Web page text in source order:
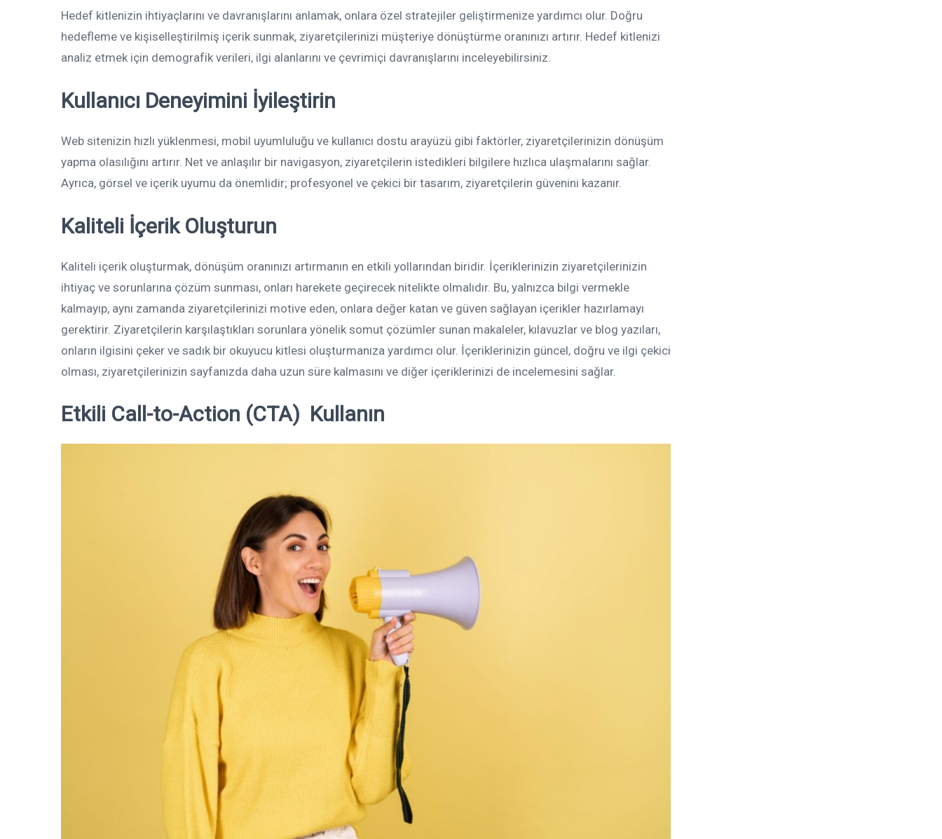
Hedef kitlenizin ihtiyaçlarını ve davranışlarını anlamak, onlara özel stratejiler geliştirmenize yardımcı olur. Doğru
hedefleme ve kişiselleştirilmiş içerik sunmak, ziyaretçilerinizi müşteriye dönüştürme oranınızı artırır. Hedef kitlenizi
analiz etmek için demografik verileri, ilgi alanlarını ve çevrimiçi davranışlarını inceleyebilirsiniz.
Kullanıcı Deneyimini İyileştirin
Web sitenizin hızlı yüklenmesi, mobil uyumluluğu ve kullanıcı dostu arayüzü gibi faktörler, ziyaretçilerinizin dönüşüm
yapma olasılığını artırır. Net ve anlaşılır bir navigasyon, ziyaretçilerin istedikleri bilgilere hızlıca ulaşmalarını sağlar.
Ayrıca, görsel ve içerik uyumu da önemlidir; profesyonel ve çekici bir tasarım, ziyaretçilerin güvenini kazanır.
Kaliteli İçerik Oluşturun
Kaliteli içerik oluşturmak, dönüşüm oranınızı artırmanın en etkili yollarından biridir. İçeriklerinizin ziyaretçilerinizin
ihtiyaç ve sorunlarına çözüm sunması, onları harekete geçirecek nitelikte olmalıdır. Bu, yalnızca bilgi vermekle
kalmayıp, aynı zamanda ziyaretçilerinizi motive eden, onlara değer katan ve güven sağlayan içerikler hazırlamayı
gerektirir. Ziyaretçilerin karşılaştıkları sorunlara yönelik somut çözümler sunan makaleler, kılavuzlar ve blog yazıları,
onların ilgisini çeker ve sadık bir okuyucu kitlesi oluşturmanıza yardımcı olur. İçeriklerinizin güncel, doğru ve ilgi çekici
olması, ziyaretçilerinizin sayfanızda daha uzun süre kalmasını ve diğer içeriklerinizi de incelemesini sağlar.
Etkili Call-to-Action (CTA) Kullanın